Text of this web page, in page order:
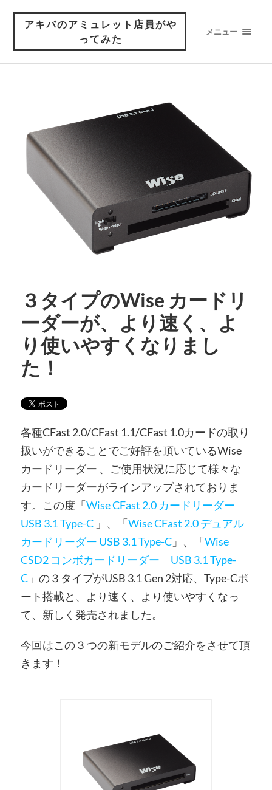
アキバのアミュレット店員がや
ってみた
メニュー
３タイプのWise カードリ
ーダーが、より速く、よ
り使いやすくなりまし
た！
各種CFast 2.0/CFast 1.1/CFast 1.0カードの取り
扱いができることでご好評を頂いているWise
カードリーダー 、ご使用状況に応じて様々な
カードリーダーがラインアップされておりま
す。この度「Wise CFast 2.0 カードリーダー
USB 3.1 Type-C」、「Wise CFast 2.0 デュアル
カードリーダー USB 3.1 Type-C」、「Wise
CSD2 コンボカードリーダー USB 3.1 Type-
C」の３タイプがUSB 3.1 Gen 2対応、Type-Cポ
ート搭載と、より速く、より使いやすくなっ
て、新しく発売されました。
今回はこの３つの新モデルのご紹介をさせて頂
きます！